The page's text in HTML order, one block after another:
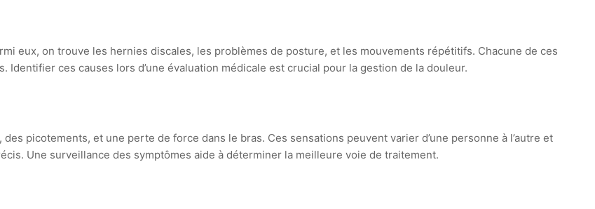
eux, on trouve les hernies discales, les problèmes de posture, et les mouvements répétitifs. Chacune de ces
ces causes lors d’une évaluation médicale est crucial pour la gestion de la douleur.
picotements, et une perte de force dans le bras. Ces sensations peuvent varier d’une personne à l’autre et
Une surveillance des symptômes aide à déterminer la meilleure voie de traitement.